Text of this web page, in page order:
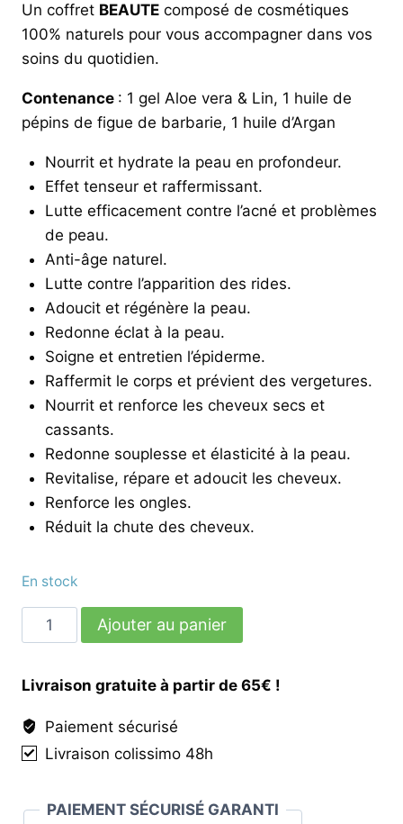
initial
était :
actuel
Un coffret BEAUTE composé de cosmétiques
100% naturels pour vous accompagner dans vos
soins du quotidien.
Contenance : 1 gel Aloe vera & Lin, 1 huile de
pépins de figue de barbarie, 1 huile d’Argan
Nourrit et hydrate la peau en profondeur.
Effet tenseur et raffermissant.
Lutte efficacement contre l’acné et problèmes
de peau.
Anti-âge naturel.
Lutte contre l’apparition des rides.
Adoucit et régénère la peau.
Redonne éclat à la peau.
Soigne et entretien l’épiderme.
Raffermit le corps et prévient des vergetures.
Nourrit et renforce les cheveux secs et
cassants.
Redonne souplesse et élasticité à la peau.
Revitalise, répare et adoucit les cheveux.
Renforce les ongles.
Réduit la chute des cheveux.
En stock
quantité
de
Beauté
Ajouter au panier
Livraison gratuite à partir de 65€ !
Paiement sécurisé
Livraison colissimo 48h
PAIEMENT SÉCURISÉ GARANTI